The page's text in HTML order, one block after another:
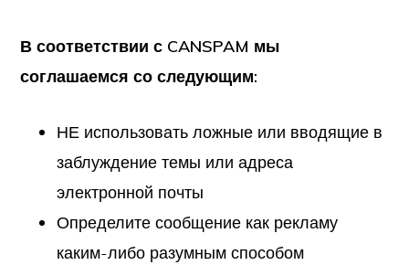
В соответствии с CANSPAM мы
соглашаемся со следующим:
НЕ использовать ложные или вводящие в
заблуждение темы или адреса
электронной почты
Определите сообщение как рекламу
каким-либо разумным способом